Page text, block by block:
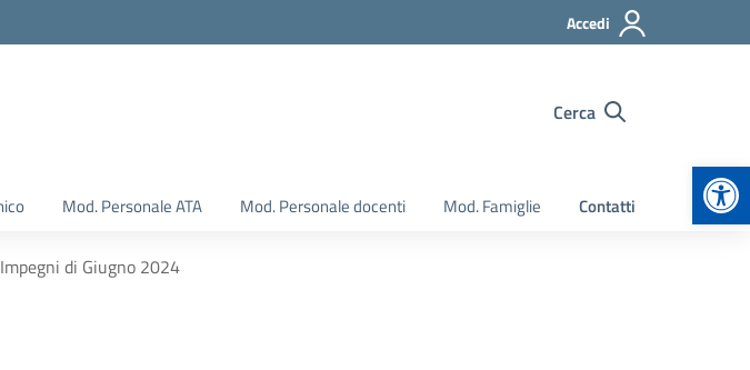
Accedi
Cerca
Mod. Personale ATA Mod. Personale docenti Mod. Famiglie Contatti
di Giugno 2024